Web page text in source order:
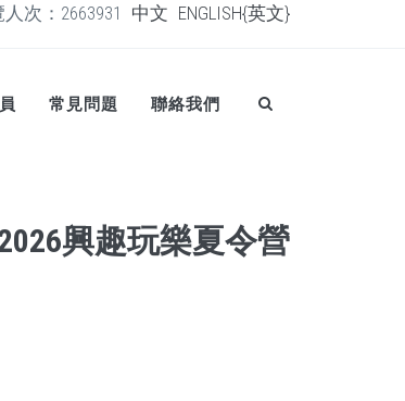
次：2663931 中文 ENGLISH{英文}
常見問題 聯絡我們
興趣玩樂夏令營